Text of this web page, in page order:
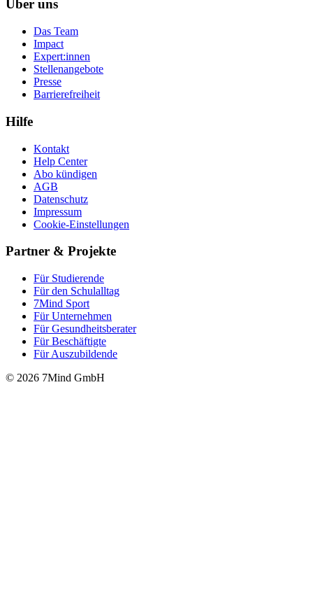
Über uns
Das Team
Impact
Expert:innen
Stellenangebote
Presse
Barrierefreiheit
Hilfe
Kontakt
Help Center
Abo kündigen
AGB
Datenschutz
Impressum
Cookie-Einstellungen
Partner & Projekte
Für Stu­die­rende
Für den Schulalltag
7Mind Sport
Für Unter­neh­men
Für Gesund­heits­be­ra­ter
Für Beschäftigte
Für Auszubildende
© 2026 7Mind GmbH